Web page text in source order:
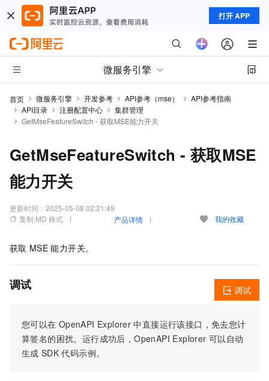
打开 APP
微服务引擎
首页 微服务引擎 开发参考 API参考（mse）
API参考指南
API目录
注册配置中心
集群管理
GetMseFeatureSwitch - 获取MSE能力开关
GetMseFeatureSwitch - 获取MSE
能力开关
更新时间： 2025-05-08 02:21:49
复制 MD 格式
产品详情 我的收藏
获取 MSE 能力开关。
调试
您可以在 OpenAPI Explorer 中直接运行该接口，免去您计
算签名的困扰。运行成功后，OpenAPI Explorer 可以自动
生成 SDK 代码示例。
调试